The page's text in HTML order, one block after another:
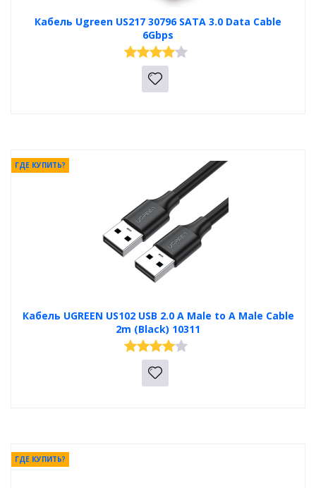
Кабель Ugreen US217 30796 SATA 3.0 Data Cable
6Gbps
Кабель UGREEN US102 USB 2.0 A Male to A Male Cable
2m (Black) 10311
ГДЕ КУПИТЬ?
ГДЕ КУПИТЬ?